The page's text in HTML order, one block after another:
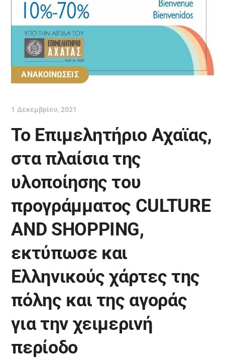
ΑΝΑΚΟΙΝΩΣΕΙΣ
1 Δεκεμβρίου, 2021
Το Επιμελητήριο Αχαϊας,
στα πλαίσια της
υλοποίησης του
προγράμματος CULTURE
AND SHOPPING,
εκτύπωσε και
Ελληνικούς χάρτες της
πόλης και της αγοράς
για την χειμερινή
περίοδο